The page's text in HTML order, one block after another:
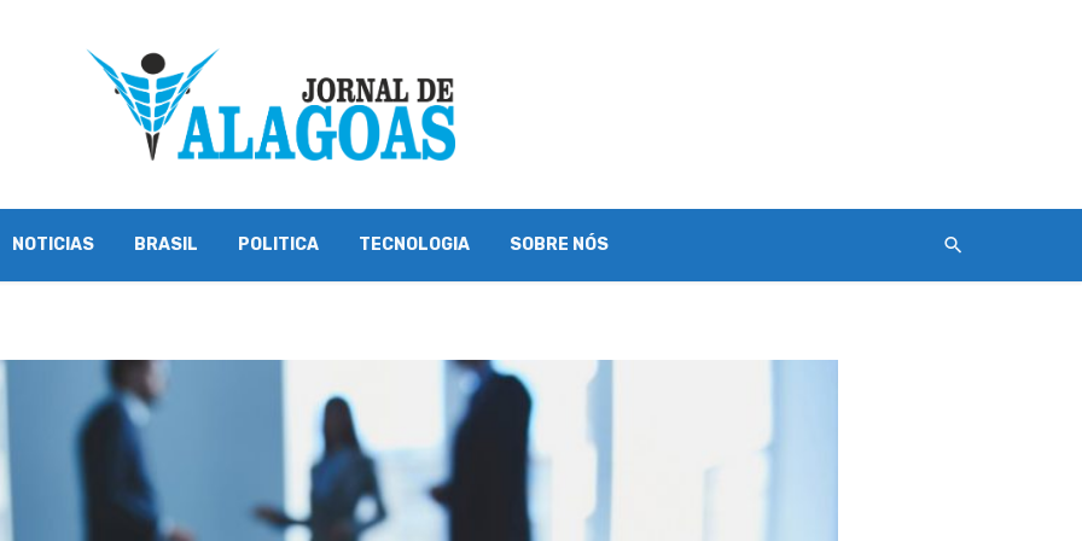
NOTICIAS BRASIL POLITICA TECNOLOGIA SOBRE NÓS